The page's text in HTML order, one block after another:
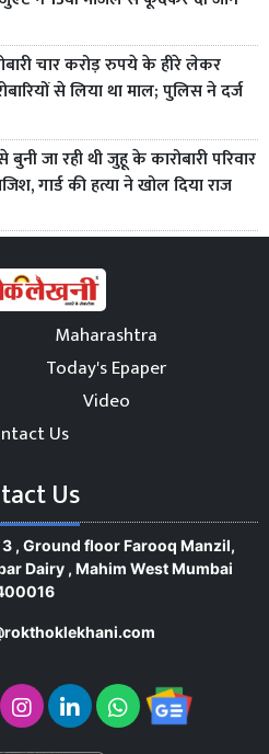
चार करोड़ रुपये के हीरे लेकर
से लिया था माल; पुलिस ने दर्ज
जा रही थी जुहू के कारोबारी परिवार
गार्ड की हत्या ने खोल दिया राज
Maharashtra
Today's Epaper
Video
Us
Us
, Ground floor Farooq Manzil,
Dairy , Mahim West Mumbai